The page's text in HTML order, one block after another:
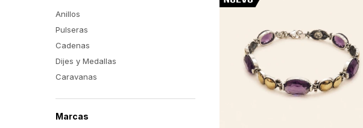
Anillos
Pulseras
Cadenas
Dijes y Medallas
Caravanas
Marcas